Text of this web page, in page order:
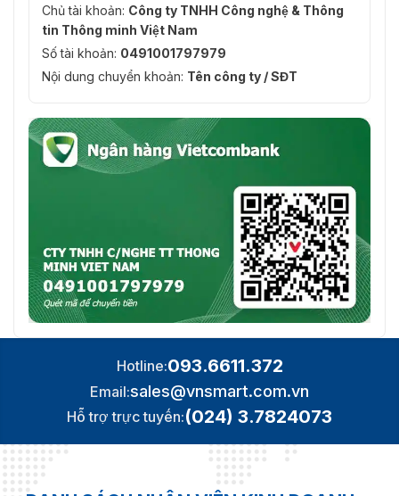
Chủ tài khoản: Công ty TNHH Công nghệ & Thông
tin Thông minh Việt Nam
Số tài khoản: 0491001797979
Nội dung chuyển khoản: Tên công ty / SĐT
Hotline:093.6611.372
Email:sales@vnsmart.com.vn
Hỗ trợ trực tuyến:(024) 3.7824073